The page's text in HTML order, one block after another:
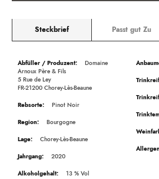
Steckbrief Passt gut Zu
Beschreibung
Arnoux Père & Fils
5 Rue de Ley
FR-21200 Chorey-Lès-Beaune
Pinot Noir
Bourgogne
Chorey-Lès-Beaune
2020
13